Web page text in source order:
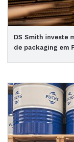
DS Smith investe
de packaging em